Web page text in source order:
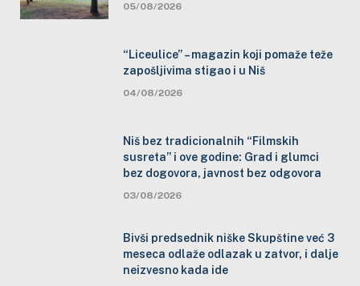
05/08/2026
“Liceulice” – magazin koji pomaže teže
zapošljivima stigao i u Niš
04/08/2026
Niš bez tradicionalnih “Filmskih
susreta” i ove godine: Grad i glumci
bez dogovora, javnost bez odgovora
03/08/2026
Bivši predsednik niške Skupštine već 3
meseca odlaže odlazak u zatvor, i dalje
neizvesno kada ide